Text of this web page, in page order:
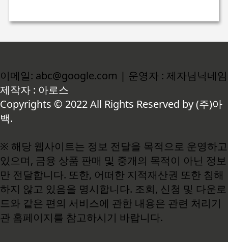
이메일: abc@google.com | 운영자 : 제자님닉네임
제작자 : 아로스
Copyrights © 2022 All Rights Reserved by (주)아
백.
※ 해당 웹사이트는 정보 전달을 목적으로 운영하고
있으며, 금융 상품 판매 및 중개의 목적이 아닌 정보
만 전달합니다. 또한, 어떠한 지적재산권 또한 침해
하지 않고 있음을 명시합니다. 조회, 신청 및 다운로
드와 같은 편의 서비스에 관한 내용은 관련 처리기
관 홈페이지를 참고하시기 바랍니다.